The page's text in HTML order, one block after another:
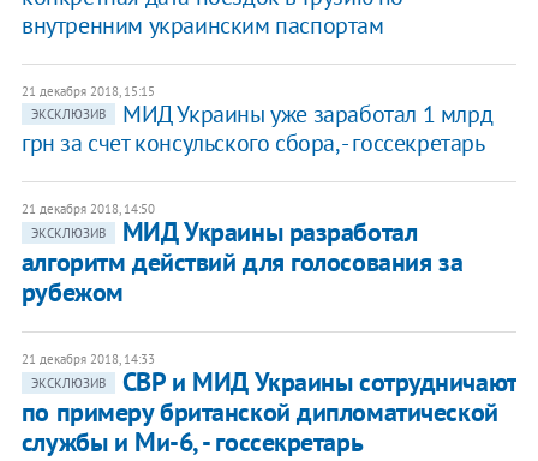
внутренним украинским паспортам
21 декабря 2018, 15:15
ЭКСКЛЮЗИВ
МИД Украины уже заработал 1 млрд
грн за счет консульского сбора, - госсекретарь
21 декабря 2018, 14:50
ЭКСКЛЮЗИВ
МИД Украины разработал
алгоритм действий для голосования за
рубежом
21 декабря 2018, 14:33
ЭКСКЛЮЗИВ
СВР и МИД Украины сотрудничают
по примеру британской дипломатической
службы и Ми-6, - госсекретарь